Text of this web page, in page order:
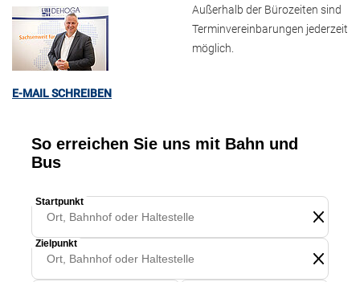
E-MAIL SCHREIBEN
Außerhalb der Bürozeiten sind
Terminvereinbarungen jederzeit
möglich.